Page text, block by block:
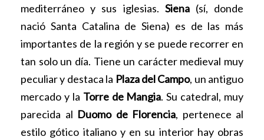
mediterráneo y sus iglesias. Siena(sí, donde
nació Santa Catalina de Siena) es de las más
importantes de la región y se puede recorrer en
tan solo un día. Tiene un carácter medieval muy
peculiar y destaca la Plaza del Campo, un antiguo
mercado y la Torre de Mangia. Su catedral, muy
parecida al Duomo de Florencia, pertenece al
estilo gótico italiano y en su interior hay obras